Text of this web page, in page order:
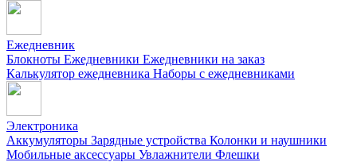
Ежедневник
Блокноты Ежедневники Ежедневники на заказ
Калькулятор ежедневника Наборы с ежедневниками
Электроника
Аккумуляторы Зарядные устройства Колонки и наушники
Мобильные аксессуары Увлажнители Флешки